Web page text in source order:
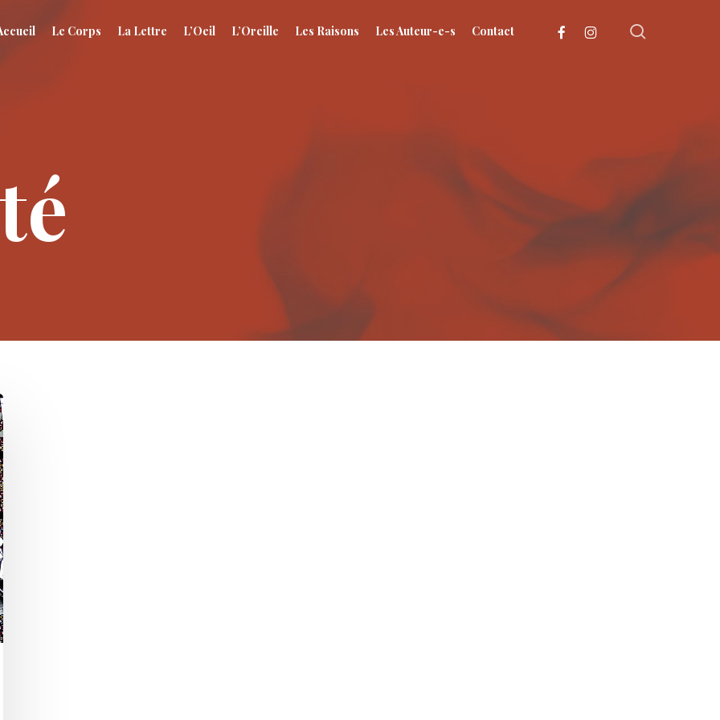
Le Corps La Lettre L’Oeil L’Oreille Les Raisons Les Auteur-e-s Contact facebookinstagram